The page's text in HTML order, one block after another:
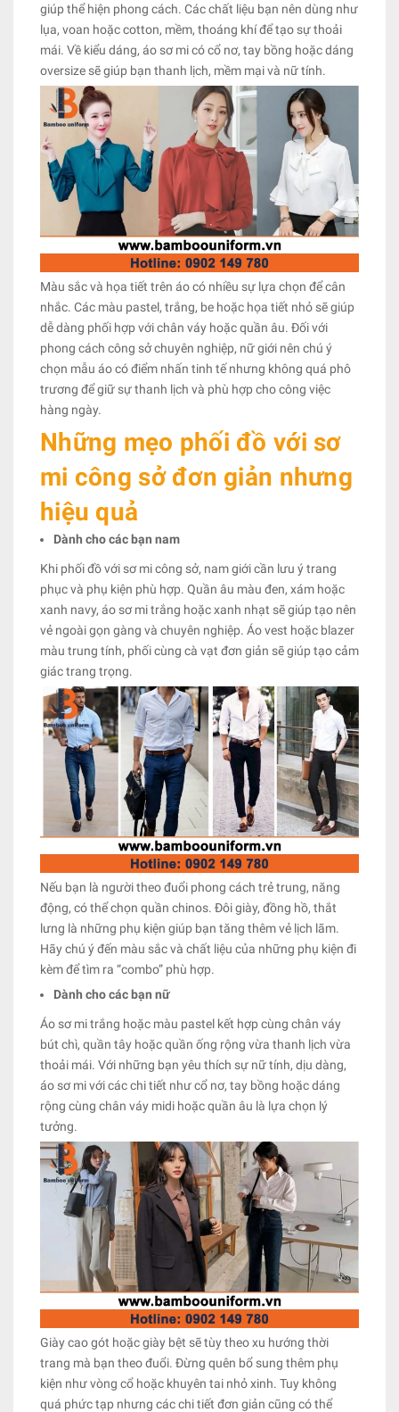
giúp thể hiện phong cách. Các chất liệu bạn nên dùng như
lụa, voan hoặc cotton, mềm, thoáng khí để tạo sự thoải
mái. Về kiểu dáng, áo sơ mi có cổ nơ, tay bồng hoặc dáng
oversize sẽ giúp bạn thanh lịch, mềm mại và nữ tính.
Màu sắc và họa tiết trên áo có nhiều sự lựa chọn để cân
nhắc. Các màu pastel, trắng, be hoặc họa tiết nhỏ sẽ giúp
dễ dàng phối hợp với chân váy hoặc quần âu. Đối với
phong cách công sở chuyên nghiệp, nữ giới nên chú ý
chọn mẫu áo có điểm nhấn tinh tế nhưng không quá phô
trương để giữ sự thanh lịch và phù hợp cho công việc
hàng ngày.
Những mẹo phối đồ với sơ
mi công sở đơn giản nhưng
hiệu quả
Dành cho các bạn nam
Khi phối đồ với sơ mi công sở, nam giới cần lưu ý trang
phục và phụ kiện phù hợp. Quần âu màu đen, xám hoặc
xanh navy, áo sơ mi trắng hoặc xanh nhạt sẽ giúp tạo nên
vẻ ngoài gọn gàng và chuyên nghiệp. Áo vest hoặc blazer
màu trung tính, phối cùng cà vạt đơn giản sẽ giúp tạo cảm
giác trang trọng.
Nếu bạn là người theo đuổi phong cách trẻ trung, năng
động, có thể chọn quần chinos. Đôi giày, đồng hồ, thắt
lưng là những phụ kiện giúp bạn tăng thêm vẻ lịch lãm.
Hãy chú ý đến màu sắc và chất liệu của những phụ kiện đi
kèm để tìm ra “combo” phù hợp.
Dành cho các bạn nữ
Áo sơ mi trắng hoặc màu pastel kết hợp cùng chân váy
bút chì, quần tây hoặc quần ống rộng vừa thanh lịch vừa
thoải mái. Với những bạn yêu thích sự nữ tính, dịu dàng,
áo sơ mi với các chi tiết như cổ nơ, tay bồng hoặc dáng
rộng cùng chân váy midi hoặc quần âu là lựa chọn lý
tưởng.
Giày cao gót hoặc giày bệt sẽ tùy theo xu hướng thời
trang mà bạn theo đuổi. Đừng quên bổ sung thêm phụ
kiện như vòng cổ hoặc khuyên tai nhỏ xinh. Tuy không
quá phức tạp nhưng các chi tiết đơn giản cũng có thể